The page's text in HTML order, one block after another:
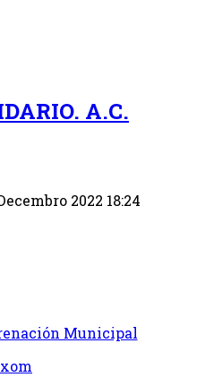
A.C.
2022 18:24